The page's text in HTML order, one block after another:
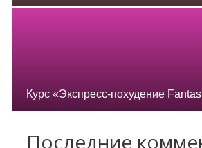
Курс «Экспресс-похудение
Последние